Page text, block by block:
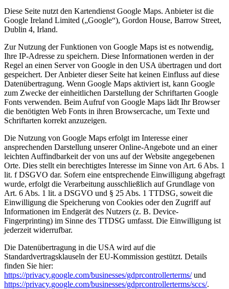
Diese Seite nutzt den Kartendienst Google Maps. Anbieter ist die
Google Ireland Limited („Google“), Gordon House, Barrow Street,
Dublin 4, Irland.
Zur Nutzung der Funktionen von Google Maps ist es notwendig,
Ihre IP-Adresse zu speichern. Diese Informationen werden in der
Regel an einen Server von Google in den USA übertragen und dort
gespeichert. Der Anbieter dieser Seite hat keinen Einfluss auf diese
Datenübertragung. Wenn Google Maps aktiviert ist, kann Google
zum Zwecke der einheitlichen Darstellung der Schriftarten Google
Fonts verwenden. Beim Aufruf von Google Maps lädt Ihr Browser
die benötigten Web Fonts in ihren Browsercache, um Texte und
Schriftarten korrekt anzuzeigen.
Die Nutzung von Google Maps erfolgt im Interesse einer
ansprechenden Darstellung unserer Online-Angebote und an einer
leichten Auffindbarkeit der von uns auf der Website angegebenen
Orte. Dies stellt ein berechtigtes Interesse im Sinne von Art. 6 Abs. 1
lit. f DSGVO dar. Sofern eine entsprechende Einwilligung abgefragt
wurde, erfolgt die Verarbeitung ausschließlich auf Grundlage von
Art. 6 Abs. 1 lit. a DSGVO und § 25 Abs. 1 TTDSG, soweit die
Einwilligung die Speicherung von Cookies oder den Zugriff auf
Informationen im Endgerät des Nutzers (z. B. Device-
Fingerprinting) im Sinne des TTDSG umfasst. Die Einwilligung ist
jederzeit widerrufbar.
Die Datenübertragung in die USA wird auf die
Standardvertragsklauseln der EU-Kommission gestützt. Details
finden Sie hier:
https://privacy.google.com/businesses/gdprcontrollerterms/und
https://privacy.google.com/businesses/gdprcontrollerterms/sccs/.